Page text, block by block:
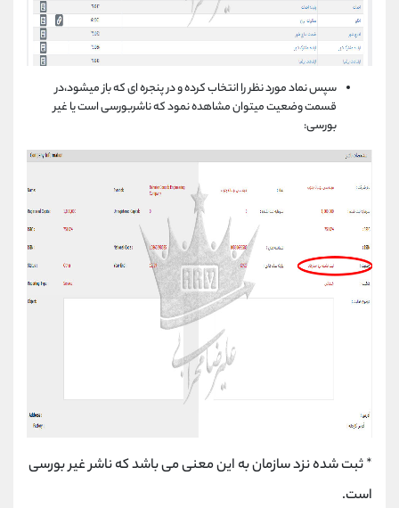
سپس نماد مورد نظر را انتخاب کرده و در پنجره ای که باز میشود،در
قسمت وضعیت میتوان مشاهده نمود که ناشربورسی است یا غیر
بورسی:
* ثبت شده نزد سازمان به این معنی می باشد که ناشر غیر بورسی
است.